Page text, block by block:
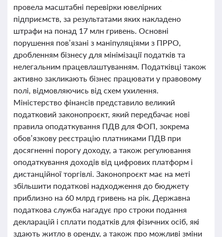
провела масштабні перевірки ювелірних
підприємств, за результатами яких накладено
штрафи на понад 17 млн гривень. Основні
порушення пов’язані з маніпуляціями з ПРРО,
дробленням бізнесу для мінімізації податків та
нелегальним працевлаштуванням. Податківці також
активно закликають бізнес працювати у правовому
полі, відмовляючись від схем ухилення.
Міністерство фінансів представило великий
податковий законопроєкт, який передбачає нові
правила оподаткування ПДВ для ФОП, зокрема
обов’язкову реєстрацію платниками ПДВ при
досягненні порогу доходу, а також регулювання
оподаткування доходів від цифрових платформ і
дистанційної торгівлі. Законопроєкт має на меті
збільшити податкові надходження до бюджету
приблизно на 60 млрд гривень на рік. Державна
податкова служба нагадує про строки подання
декларацій і сплати податків для фізичних осіб, які
здають житло в оренду, а також про можливі зміни